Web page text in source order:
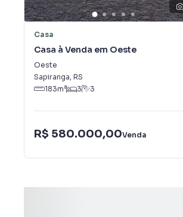
Casa
Casa à Venda em Oeste
Oeste
Sapiranga, RS
183m² 3 3
R$ 580.000,00Venda